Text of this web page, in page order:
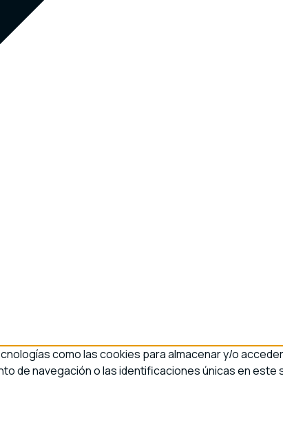
como las cookies para almacenar y/o
de navegación o las identificaciones únicas en